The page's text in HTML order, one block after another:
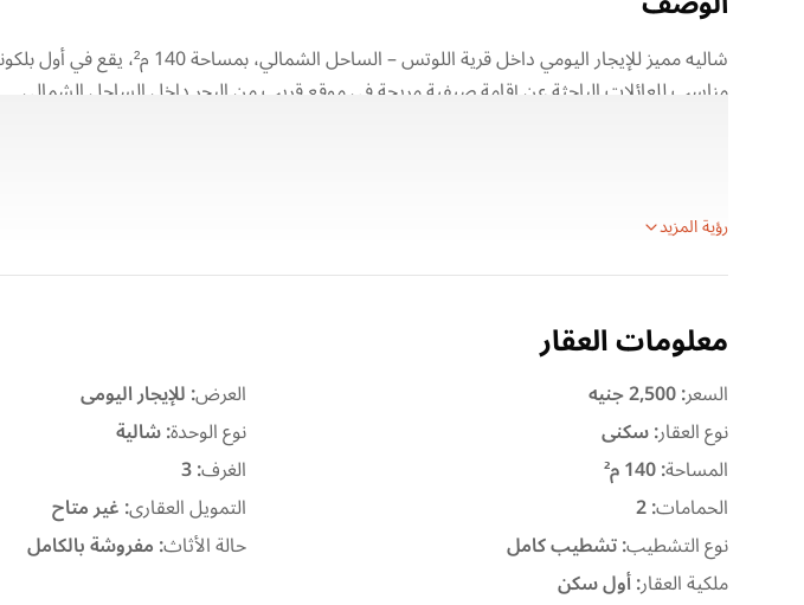
شاليه مميز للإيجار اليومي داخل قرية اللوتس –
مناسب للعائلات الباحثة عن إقامة صيفية مريحة في موقع قريب من البحر داخل الساحل الشمالي.
رؤية المزيد
معلومات العقار
السعر:2,500 جنيه العرض:للإيجار اليومى
نوع العقار:سكنى نوع الوحدة:شالية
المساحة:140 م² الغرف:
3
الحمامات:
2 التمويل العقارى:غير متاح
نوع التشطيب:تشطيب كامل حالة الأثاث:مفروشة بالكامل
ملكية العقار:أول سكن